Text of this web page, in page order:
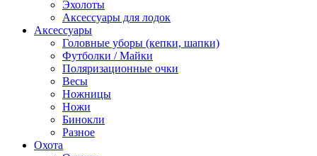
Эхолоты
Аксессуары для лодок
Аксессуары
Головные уборы (кепки, шапки)
Футболки / Майки
Поляризационные очки
Весы
Ножницы
Ножи
Бинокли
Разное
Охота